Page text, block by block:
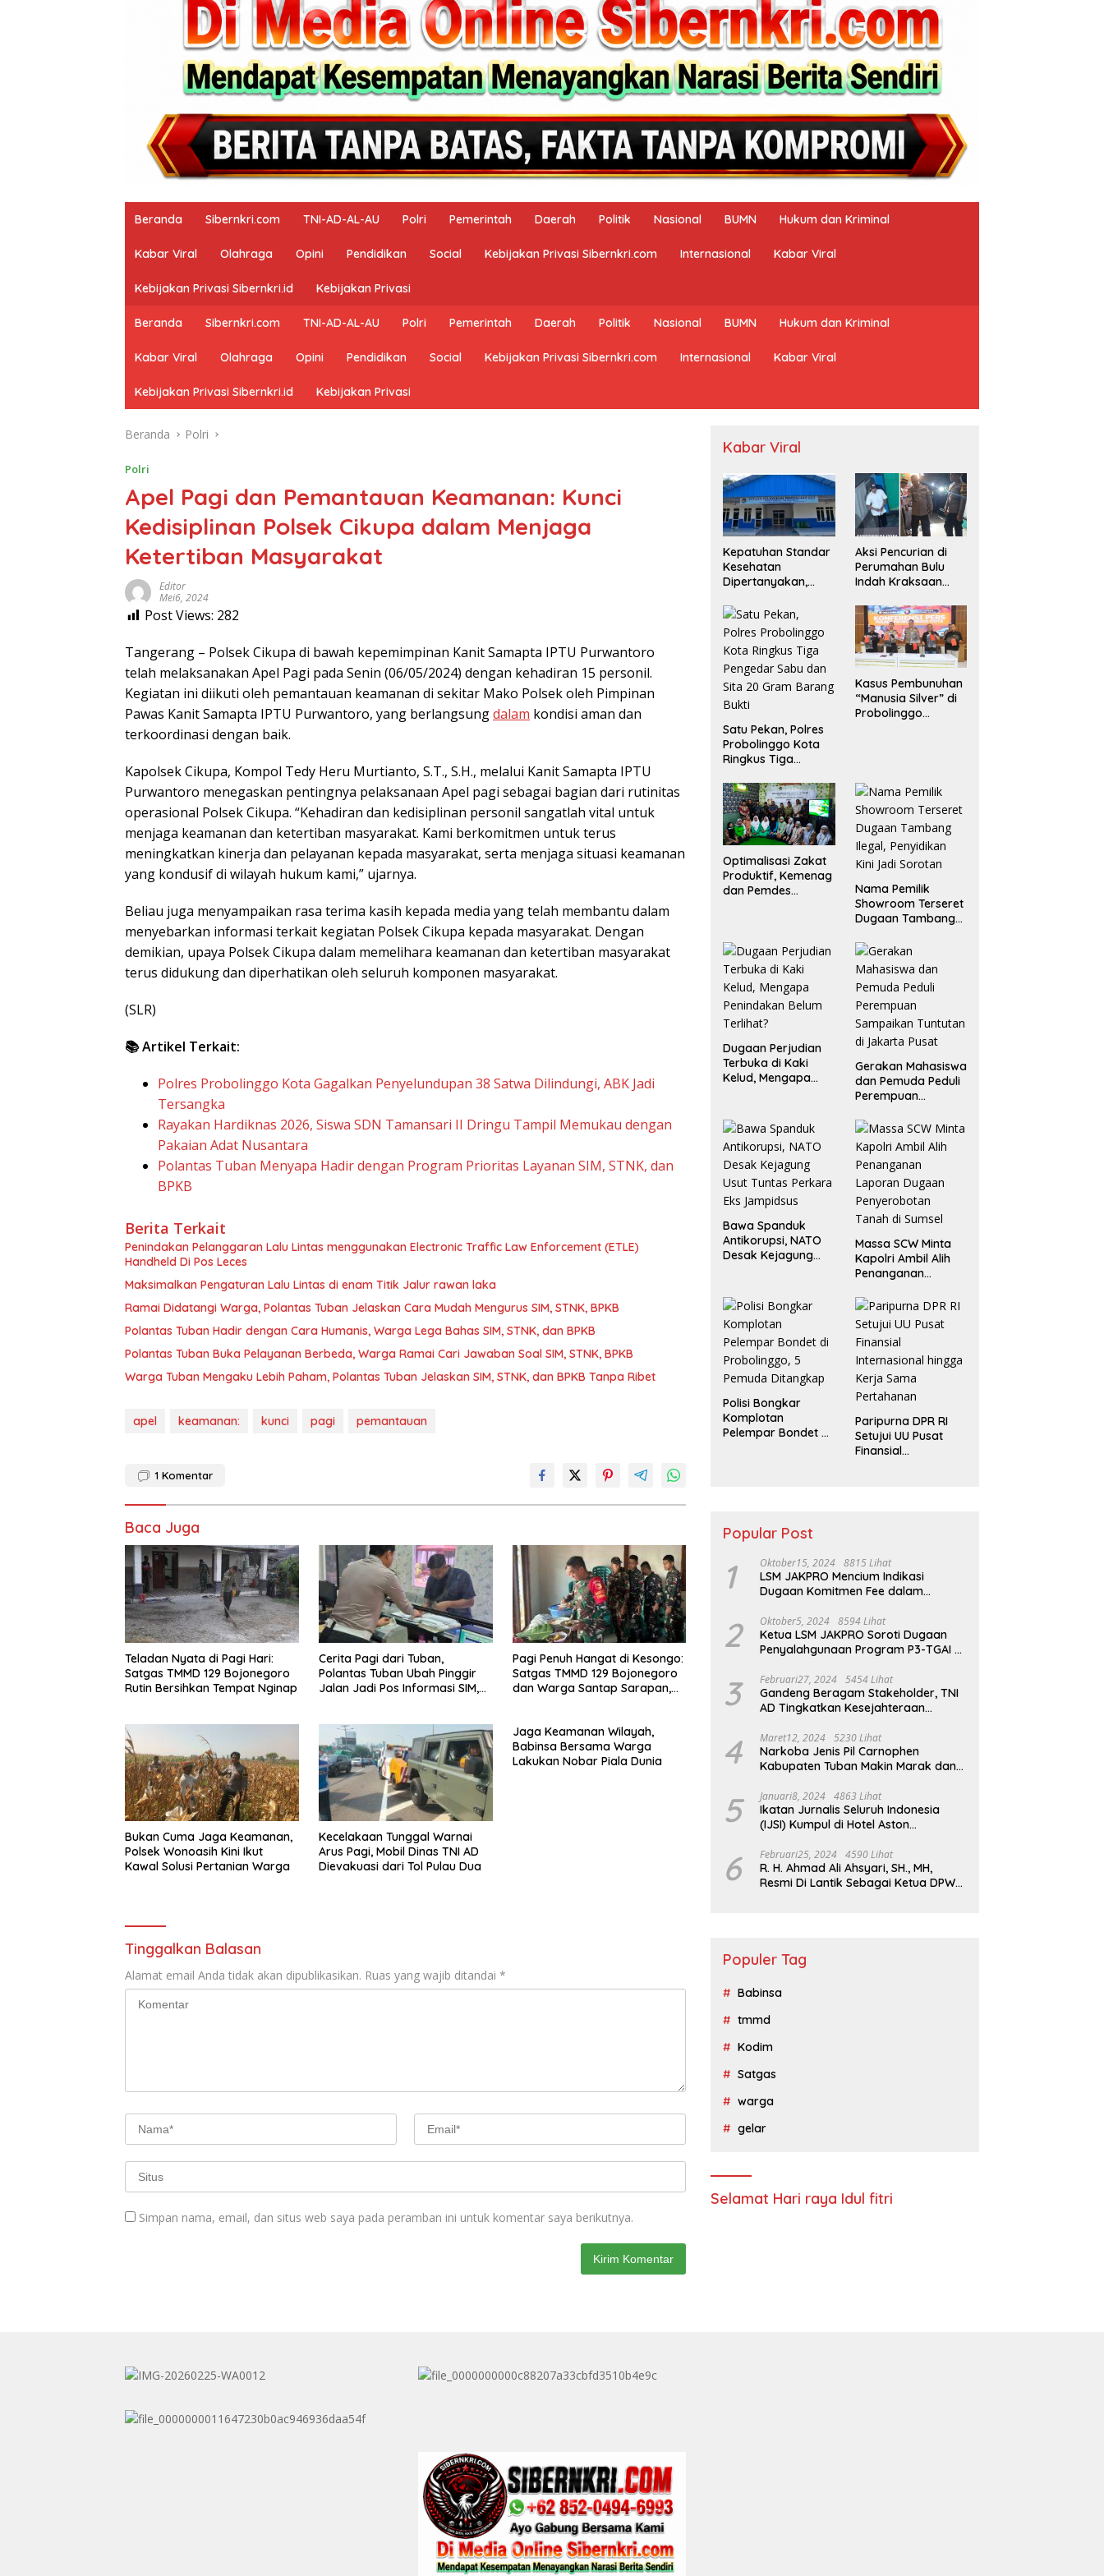
Beranda Sibernkri.com TNI-AD-AL-AU Polri Pemerintah Daerah Politik Nasional BUMN Hukum dan Kriminal
Kabar Viral Olahraga Opini Pendidikan Social Kebijakan Privasi Sibernkri.com Internasional Kabar Viral
Kebijakan Privasi Sibernkri.id Kebijakan Privasi
Beranda Sibernkri.com TNI-AD-AL-AU Polri Pemerintah Daerah Politik Nasional BUMN Hukum dan Kriminal
Kabar Viral Olahraga Opini Pendidikan Social Kebijakan Privasi Sibernkri.com Internasional Kabar Viral
Kebijakan Privasi Sibernkri.id Kebijakan Privasi
Beranda Polri
Polri
Apel Pagi dan Pemantauan Keamanan: Kunci
Kedisiplinan Polsek Cikupa dalam Menjaga
Ketertiban Masyarakat
Editor
Mei6, 2024
Post Views: 282
Tangerang – Polsek Cikupa di bawah kepemimpinan Kanit Samapta IPTU Purwantoro
telah melaksanakan Apel Pagi pada Senin (06/05/2024) dengan kehadiran 15 personil.
Kegiatan ini diikuti oleh pemantauan keamanan di sekitar Mako Polsek oleh Pimpinan
Pawas Kanit Samapta IPTU Purwantoro, yang berlangsungdalam kondisi aman dan
terkoordinasi dengan baik.
Kapolsek Cikupa, Kompol Tedy Heru Murtianto, S.T., S.H., melalui Kanit Samapta IPTU
Purwantoro menegaskan pentingnya pelaksanaan Apel pagi sebagai bagian dari rutinitas
operasional Polsek Cikupa. “Kehadiran dan kedisiplinan personil sangatlah vital untuk
menjaga keamanan dan ketertiban masyarakat. Kami berkomitmen untuk terus
meningkatkan kinerja dan pelayanan kepada masyarakat, serta menjaga situasi keamanan
yang kondusif di wilayah hukum kami,” ujarnya.
Beliau juga menyampaikan rasa terima kasih kepada media yang telah membantu dalam
menyebarkan informasi terkait kegiatan Polsek Cikupa kepada masyarakat. Dengan
demikian, upaya Polsek Cikupa dalam memelihara keamanan dan ketertiban masyarakat
terus didukung dan diperhatikan oleh seluruh komponen masyarakat.
(SLR)
📚 Artikel Terkait:
Polres Probolinggo Kota Gagalkan Penyelundupan 38 Satwa Dilindungi, ABK Jadi
Tersangka
Rayakan Hardiknas 2026, Siswa SDN Tamansari II Dringu Tampil Memukau dengan
Pakaian Adat Nusantara
Polantas Tuban Menyapa Hadir dengan Program Prioritas Layanan SIM, STNK, dan
BPKB
Berita Terkait
Penindakan Pelanggaran Lalu Lintas menggunakan Electronic Traffic Law Enforcement (ETLE)
Handheld Di Pos Leces
Maksimalkan Pengaturan Lalu Lintas di enam Titik Jalur rawan laka
Ramai Didatangi Warga, Polantas Tuban Jelaskan Cara Mudah Mengurus SIM, STNK, BPKB
Polantas Tuban Hadir dengan Cara Humanis, Warga Lega Bahas SIM, STNK, dan BPKB
Polantas Tuban Buka Pelayanan Berbeda, Warga Ramai Cari Jawaban Soal SIM, STNK, BPKB
Warga Tuban Mengaku Lebih Paham, Polantas Tuban Jelaskan SIM, STNK, dan BPKB Tanpa Ribet
apel keamanan: kunci pagi pemantauan
1 Komentar
Baca Juga
Teladan Nyata di Pagi Hari:
Satgas TMMD 129 Bojonegoro
Rutin Bersihkan Tempat Nginap
Cerita Pagi dari Tuban,
Polantas Tuban Ubah Pinggir
Jalan Jadi Pos Informasi SIM,
Pagi Penuh Hangat di Kesongo:
Satgas TMMD 129 Bojonegoro
dan Warga Santap Sarapan,
Bukan Cuma Jaga Keamanan,
Polsek Wonoasih Kini Ikut
Kawal Solusi Pertanian Warga
Kecelakaan Tunggal Warnai
Arus Pagi, Mobil Dinas TNI AD
Dievakuasi dari Tol Pulau Dua
Jaga Keamanan Wilayah,
Babinsa Bersama Warga
Lakukan Nobar Piala Dunia
Tinggalkan Balasan
Alamat email Anda tidak akan dipublikasikan. Ruas yang wajib ditandai *
Simpan nama, email, dan situs web saya pada peramban ini untuk komentar saya berikutnya.
Kabar Viral
Kepatuhan Standar
Kesehatan
Dipertanyakan,
Diduga Belum
Punya SLHS
Aksi Pencurian di
Perumahan Bulu
Indah Kraksaan
Satu Pekan, Polres
Probolinggo Kota
Ringkus Tiga
Sita 20 Gram
Barang Bukti
Kasus Pembunuhan
“Manusia Silver” di
Probolinggo
Optimalisasi Zakat
Produktif, Kemenag
dan Pemdes
Kampung Zakat
Nama Pemilik
Showroom Terseret
Dugaan Tambang
Kini Jadi Sorotan
Dugaan Perjudian
Terbuka di Kaki
Kelud, Mengapa
Gerakan Mahasiswa
dan Pemuda Peduli
Perempuan
Tuntutan di Jakarta
Pusat
Bawa Spanduk
Antikorupsi, NATO
Desak Kejagung
Massa SCW Minta
Kapolri Ambil Alih
Penanganan
Penyerobotan
Tanah di Sumsel
Polisi Bongkar
Komplotan
Pelempar Bondet di
Paripurna DPR RI
Setujui UU Pusat
Finansial
Popular Post
1 Oktober15, 2024 8815 Lihat
LSM JAKPRO Mencium Indikasi
Dugaan Komitmen Fee dalam
Sukapura
2 Oktober5, 2024 8594 Lihat
Ketua LSM JAKPRO Soroti Dugaan
Penyalahgunaan Program P3-TGAI di
3 Februari27, 2024 5454 Lihat
Gandeng Beragam Stakeholder, TNI
AD Tingkatkan Kesejahteraan
4 Maret12, 2024 5230 Lihat
Narkoba Jenis Pil Carnophen
Kabupaten Tuban Makin Marak dan
Wajib Tau
5 Januari8, 2024 4863 Lihat
Ikatan Jurnalis Seluruh Indonesia
(IJSI) Kumpul di Hotel Aston
6 Februari25, 2024 4590 Lihat
R. H. Ahmad Ali Ahsyari, SH., MH,
Resmi Di Lantik Sebagai Ketua DPW
Populer Tag
Babinsa
tmmd
Kodim
Satgas
warga
gelar
Selamat Hari raya Idul fitri